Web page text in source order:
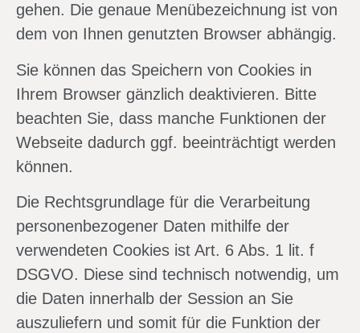
gehen. Die genaue Menübezeichnung ist von
dem von Ihnen genutzten Browser abhängig.
Sie können das Speichern von Cookies in
Ihrem Browser gänzlich deaktivieren. Bitte
beachten Sie, dass manche Funktionen der
Webseite dadurch ggf. beeinträchtigt werden
können.
Die Rechtsgrundlage für die Verarbeitung
personenbezogener Daten mithilfe der
verwendeten Cookies ist Art. 6 Abs. 1 lit. f
DSGVO. Diese sind technisch notwendig, um
die Daten innerhalb der Session an Sie
auszuliefern und somit für die Funktion der